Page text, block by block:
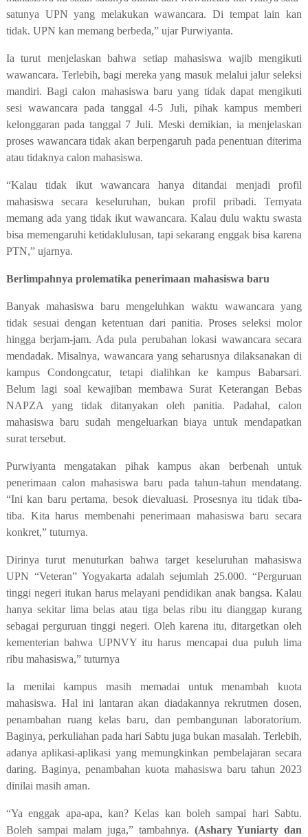
satunya UPN yang melakukan wawancara. Di tempat lain kan
tidak. UPN kan memang berbeda,” ujar Purwiyanta.
Ia turut menjelaskan bahwa setiap mahasiswa wajib mengikuti
wawancara. Terlebih, bagi mereka yang masuk melalui jalur seleksi
mandiri.Bagi calon mahasiswa baru yang tidak dapat mengikuti
sesi wawancara pada tanggal 4-5 Juli, pihak kampus memberi
kelonggaran pada tanggal 7 Juli. Meski demikian, ia menjelaskan
proses wawancara tidak akan berpengaruh pada penentuan diterima
atau tidaknya calon mahasiswa.
“Kalau tidak ikut wawancara hanya ditandai menjadi profil
mahasiswa secara keseluruhan, bukan profil pribadi. Ternyata
memang ada yang tidak ikut wawancara. Kalau dulu waktu swasta
bisa memengaruhi ketidaklulusan, tapi sekarang enggak bisa karena
PTN,” ujarnya.
Berlimpahnya prolematika penerimaan mahasiswa baru
Banyak mahasiswa baru mengeluhkan waktu wawancara yang
tidak sesuai dengan ketentuan dari panitia. Proses seleksi molor
hingga berjam-jam. Ada pula perubahan lokasi wawancara secara
mendadak. Misalnya, wawancara yang seharusnya dilaksanakan di
kampus Condongcatur, tetapi dialihkan ke kampus Babarsari.
Belum lagi soal kewajiban membawa Surat Keterangan Bebas
NAPZA yang tidak ditanyakan oleh panitia. Padahal, calon
mahasiswa baru sudah mengeluarkan biaya untuk mendapatkan
surat tersebut.
Purwiyanta mengatakan pihak kampus akan berbenah untuk
penerimaan calon mahasiswa baru pada tahun-tahun mendatang.
“Ini kan baru pertama, besok dievaluasi. Prosesnya itu tidak tiba-
tiba. Kita harus membenahi penerimaan mahasiswa baru secara
konkret,” tuturnya.
Dirinya turut menuturkan bahwa target keseluruhan mahasiswa
UPN “Veteran” Yogyakarta adalah sejumlah 25.000. “Perguruan
tinggi negeri itukan harus melayani pendidikan anak bangsa. Kalau
hanya sekitar lima belas atau tiga belas ribu itu dianggap kurang
sebagai perguruan tinggi negeri. Oleh karena itu, ditargetkan oleh
kementerian bahwa UPNVY itu harus mencapai dua puluh lima
ribu mahasiswa,” tuturnya
Ia menilai kampus masih memadai untuk menambah kuota
mahasiswa. Hal ini lantaran akan diadakannya rekrutmen dosen,
penambahan ruang kelas baru, dan pembangunan laboratorium.
Baginya, perkuliahan pada hari Sabtu juga bukan masalah. Terlebih,
adanya aplikasi-aplikasi yang memungkinkan pembelajaran secara
daring. Baginya,penambahan kuota mahasiswa baru tahun 2023
dinilai masih aman.
“Ya enggak apa-apa, kan? Kelas kan boleh sampai hari Sabtu.
Boleh sampai malam juga,” tambahnya. (Ashary Yuniarty dan